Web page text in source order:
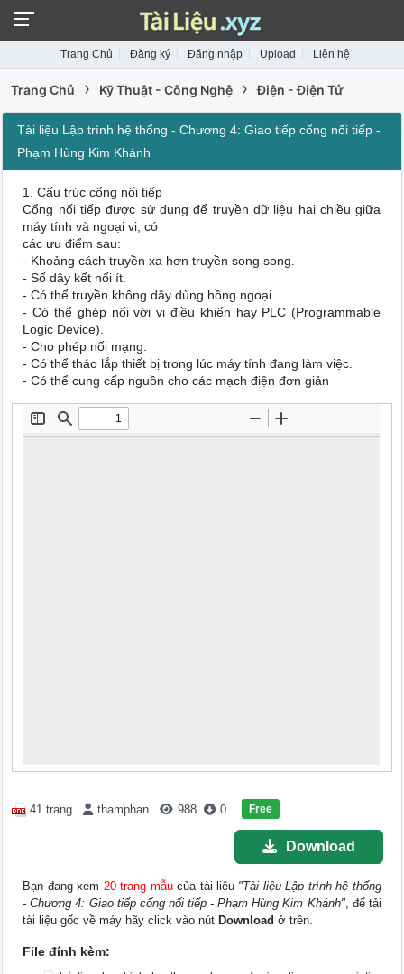
Trang Chủ Đăng ký Đăng nhập Upload Liên hệ
Trang Chủ › Kỹ Thuật - Công Nghệ › Điện - Điện Tử
Tài liệu Lập trình hệ thống - Chương 4: Giao tiếp cống nối tiếp -
Phạm Hùng Kim Khánh
1. Cấu trúc cổng nối tiếp
Cổng nối tiếp được sử dụng để truyền dữ liệu hai chiều giữa
máy tính và ngoại vi, có
các ưu điểm sau:
- Khoảng cách truyền xa hơn truyền song song.
- Số dây kết nối ít.
- Có thể truyền không dây dùng hồng ngoại.
- Có thể ghép nối với vi điều khiển hay PLC (Programmable
Logic Device).
- Cho phép nối mạng.
- Có thể tháo lắp thiết bị trong lúc máy tính đang làm việc.
- Có thể cung cấp nguồn cho các mạch điện đơn giản
41 trang thamphan 988 0 Free
Download
Bạn đang xem 20 trang mẫucủa tài liệu "Tài liệu Lập trình hệ thống
- Chương 4: Giao tiếp cống nối tiếp - Phạm Hùng Kim Khánh", để tải
tài liệu gốc về máy hãy click vào nút Download ở trên.
File đính kèm: